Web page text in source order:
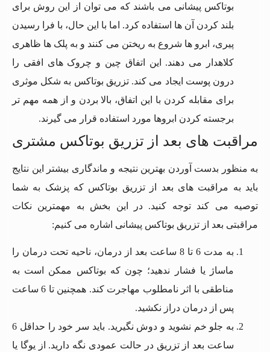
بوتاکس پیشانی می باشند که می توان از این روش برای
بلند کردن آن ها استفاده کرد. اما با این حال، با فرا رسیدن
پیری، ابرو ها شروع به ریختن می کنند و به پلک ها ظاهری
کلاهدار می دهند. این اتفاق چین‌ و چروک های افقی را
درون پوست ایجاد می کند. تزریق بوتاکس به شکل موثری
برای مقابله کردن با این اتفاق، بالا بردن و از همه مهم تر
برجسته کردن ابروها مورد استفاده قرار می گیرند.
مراقبت های بعد از تزریق بوتاکس مشتری
به منظور بدست آوردن بهترین نتیجه و ماندگاری بیشتر این نتایج
باید به مراقبت های بعد از تزریق بوتاکس که پزشک به شما
توصیه می کند توجه کنید. در این بخش به مهمترین نکات
مراقبتی بعد از تزریق بوتاکس پیشانی اشاره می کنیم:
به مدت 6 تا 8 ساعت بعد از درمان، ناحیه تحت درمان را
ماساژ یا فشار ندهید؛ چون که بوتاکس ممکن است به
مناطقی با اثر نامطلوب مهاجرت کند. همچنین تا 6 ساعت
پس از درمان دراز نکشید.
به جلو خم نشوید و دوش نگیرید. باید سر خود را حداقل 6
ساعت بعد از تزریق در حالت عمودی نگه دارید. از یوگا یا